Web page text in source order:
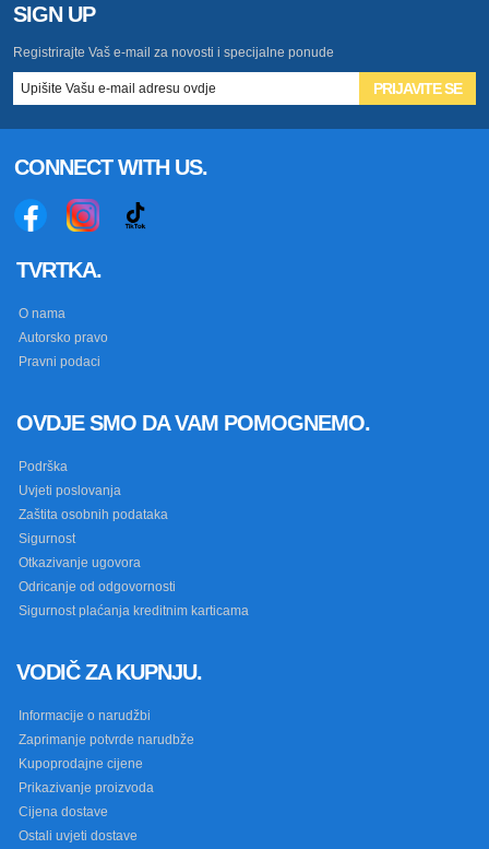
SIGN UP
Registrirajte Vaš e-mail za novosti i specijalne ponude
PRIJAVITE SE
CONNECT WITH US.
TVRTKA.
O nama
Autorsko pravo
Pravni podaci
OVDJE SMO DA VAM POMOGNEMO.
Podrška
Uvjeti poslovanja
Zaštita osobnih podataka
Sigurnost
Otkazivanje ugovora
Odricanje od odgovornosti
Sigurnost plaćanja kreditnim karticama
VODIČ ZA KUPNJU.
Informacije o narudžbi
Zaprimanje potvrde narudbže
Kupoprodajne cijene
Prikazivanje proizvoda
Cijena dostave
Ostali uvjeti dostave